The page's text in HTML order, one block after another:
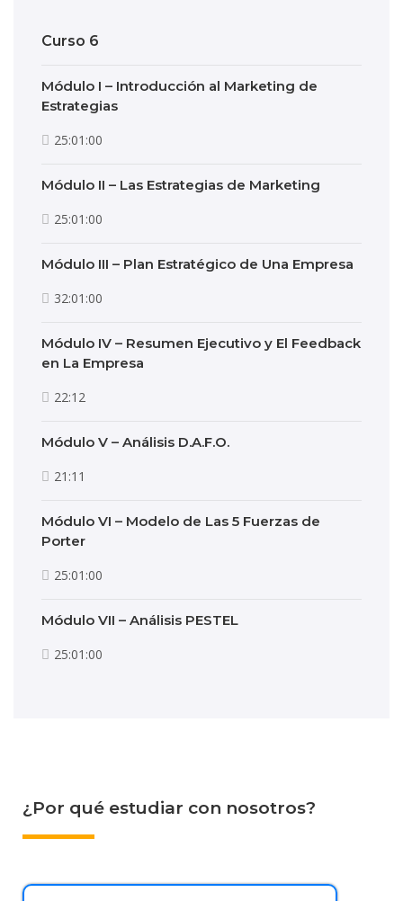
Curso 6
Módulo I – Introducción al Marketing de
Estrategias
25:01:00
Módulo II – Las Estrategias de Marketing
25:01:00
Módulo III – Plan Estratégico de Una Empresa
32:01:00
Módulo IV – Resumen Ejecutivo y El Feedback
en La Empresa
22:12
Módulo V – Análisis D.A.F.O.
21:11
Módulo VI – Modelo de Las 5 Fuerzas de
Porter
25:01:00
Módulo VII – Análisis PESTEL
25:01:00
¿Por qué estudiar con nosotros?